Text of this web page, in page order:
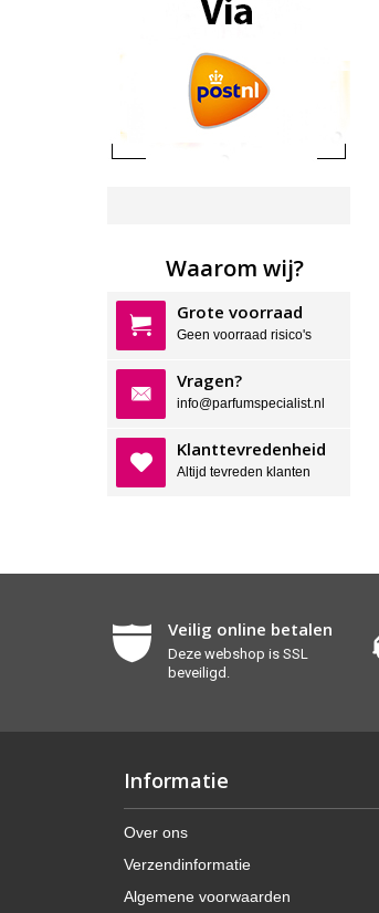
Waarom wij?
Grote voorraad
Geen voorraad risico's
Vragen?
info@parfumspecialist.nl
Klanttevredenheid
Altijd tevreden klanten
Veilig online betalen
Deze webshop is SSL
beveiligd.
Informatie
Over ons
Verzendinformatie
Algemene voorwaarden